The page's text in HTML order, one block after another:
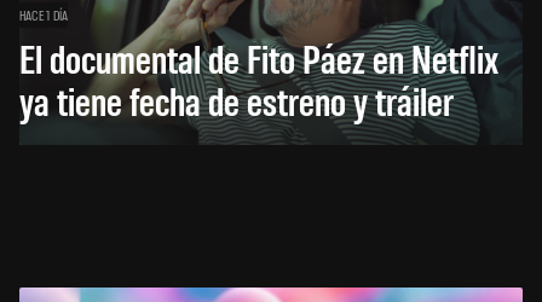
HACE 1 DÍA
El documental de Fito Páez en Netflix
ya tiene fecha de estreno y tráiler